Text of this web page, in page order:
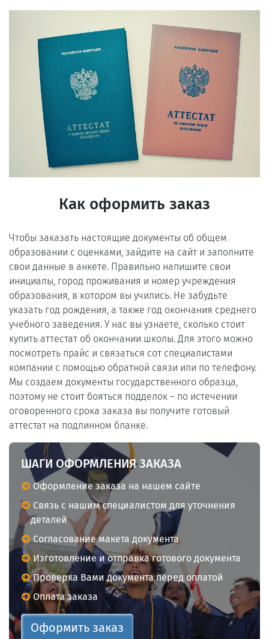
Как оформить заказ
Чтобы заказать настоящие документы об общем
образовании с оценками, зайдите на сайт и заполните
свои данные в анкете. Правильно напишите свои
инициалы, город проживания и номер учреждения
образования, в котором вы учились. Не забудьте
указать год рождения, а также год окончания среднего
учебного заведения. У нас вы узнаете, сколько стоит
купить аттестат об окончании школы. Для этого можно
посмотреть прайс и связаться сот специалистами
компании с помощью обратной связи или по телефону.
Мы создаем документы государственного образца,
поэтому не стоит бояться подделок – по истечении
оговоренного срока заказа вы получите готовый
аттестат на подлинном бланке.
ШАГИ ОФОРМЛЕНИЯ ЗАКАЗА
Оформление заказа на нашем сайте
Связь с нашим специалистом для уточнения
деталей
Согласование макета документа
Изготовление и отправка готового документа
Проверка Вами документа перед оплатой
Оплата заказа
Оформить заказ